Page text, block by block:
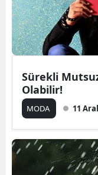
Sürekli
Olabilir!
MODA 11